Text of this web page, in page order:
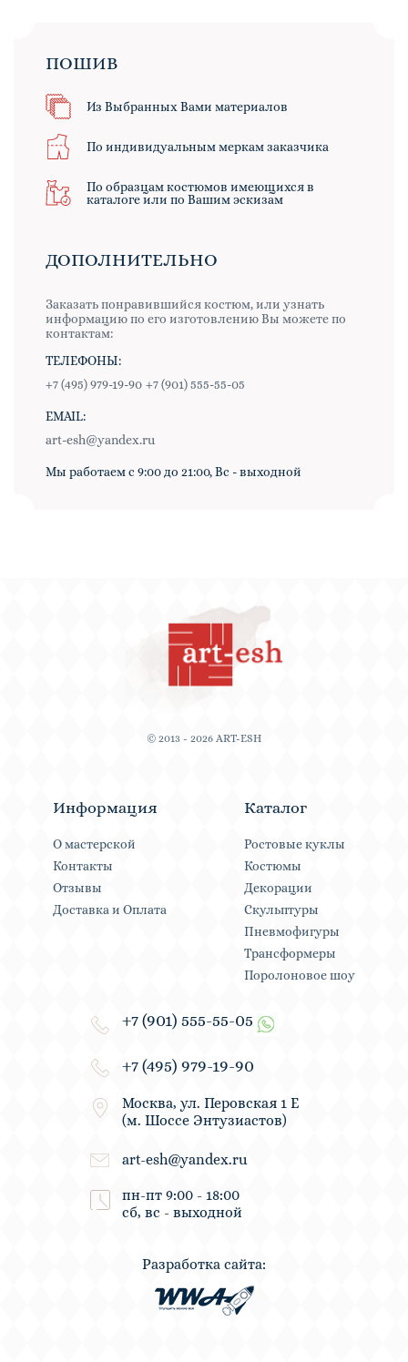
ПОШИВ
Из Выбранных Вами материалов
По индивидуальным меркам заказчика
По образцам костюмов имеющихся в
каталоге или по Вашим эскизам
ДОПОЛНИТЕЛЬНО
Заказать понравившийся костюм, или узнать
информацию по его изготовлению Вы можете по
контактам:
ТЕЛЕФОНЫ:
+7 (495) 979-19-90 +7 (901) 555-55-05
EMAIL:
art-esh@yandex.ru
Мы работаем с 9:00 до 21:00, Вс - выходной
© 2013 - 2026 ART-ESH
Информация
О мастерской
Контакты
Отзывы
Доставка и Оплата
Каталог
Ростовые куклы
Костюмы
Декорации
Скульптуры
Пневмофигуры
Трансформеры
Поролоновое шоу
+7 (901) 555-55-05
+7 (495) 979-19-90
Москва, ул. Перовская 1 Е
(м. Шоссе Энтузиастов)
art-esh@yandex.ru
пн-пт 9:00 - 18:00
сб, вс - выходной
Разработка сайта: